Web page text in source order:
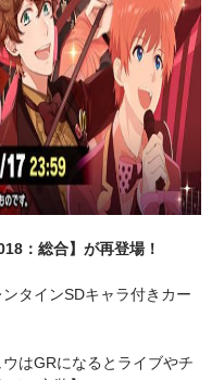
：総合】が再登場！
タインSDキャラ付きカー
はGRになるとライブやチ